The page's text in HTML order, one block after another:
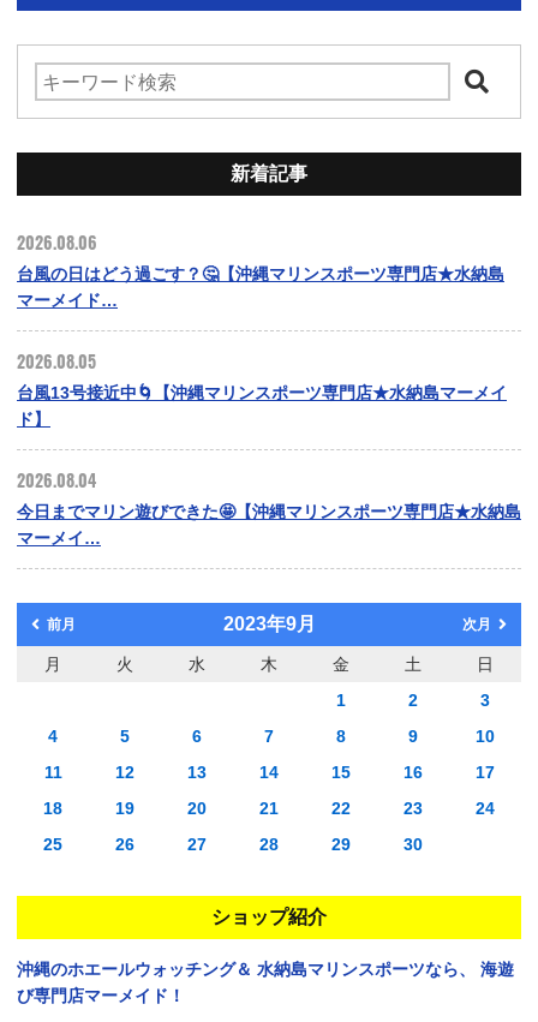
新着記事
2026.08.06
台風の日はどう過ごす？🤔【沖縄マリンスポーツ専門店★水納島
マーメイド…
2026.08.05
台風13号接近中🌀【沖縄マリンスポーツ専門店★水納島マーメイ
ド】
2026.08.04
今日までマリン遊びできた🤩【沖縄マリンスポーツ専門店★水納島
マーメイ…
前月 2023年9月 次月
月 火 水 木 金 土
日
1
2
3
4
5 6 7 8 9
10
11
12 13 14 15 16
17
18
19 20 21 22 23
24
25
26 27 28 29 30
ショップ紹介
沖縄のホエールウォッチング＆ 水納島マリンスポーツなら、
海遊
び専門店マーメイド！